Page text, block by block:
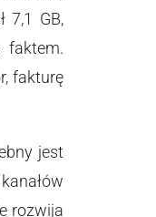
7,1 GB,
faktem.
fakturę
jest
rozwija